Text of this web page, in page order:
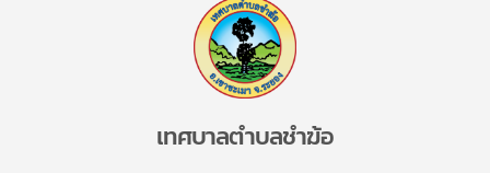
เทศบาลตำบลชำฆ้อ